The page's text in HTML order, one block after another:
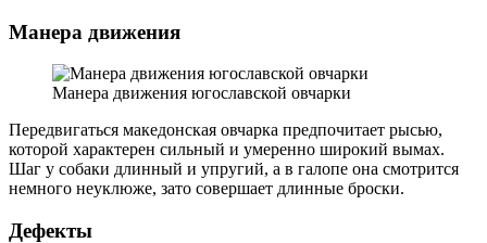
Манера движения
Манера движения югославской овчарки
Передвигаться македонская овчарка предпочитает рысью,
которой характерен сильный и умеренно широкий вымах.
Шаг у собаки длинный и упругий, а в галопе она смотрится
немного неуклюже, зато совершает длинные броски.
Дефекты